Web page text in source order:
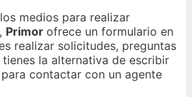
medios para realizar
Primor ofrece un formulario en
realizar solicitudes, preguntas
la alternativa de escribir
contactar con un agente